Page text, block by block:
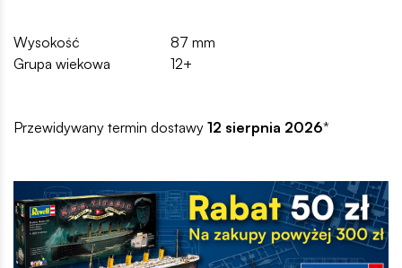
Wysokość
87 mm
Grupa wiekowa
12+
Przewidywany termin dostawy 12 sierpnia 2026*